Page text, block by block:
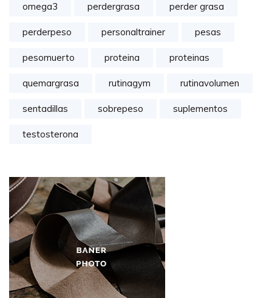
omega3 perdergrasa perder grasa
perderpeso personaltrainer pesas
pesomuerto proteina proteinas
quemargrasa rutinagym rutinavolumen
sentadillas sobrepeso suplementos
testosterona